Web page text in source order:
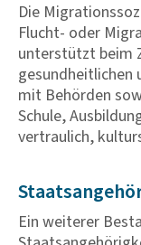
Die
Flucht- oder
unterstützt beim
gesundheitlichen
mit Behörden
Schule,
vertraulich,
Ein weiterer